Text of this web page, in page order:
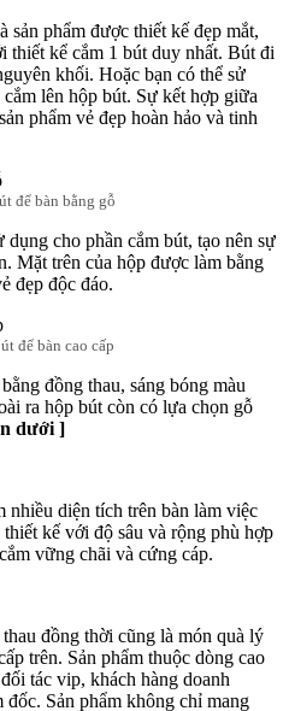
phẩm được thiết kế đẹp mắt,
thiết kể cắm 1 bút duy nhất. Bút đi
khối. Hoặc bạn có thể sử
lên hộp bút. Sự kết hợp giữa
phẩm vẻ đẹp hoàn hảo và tinh
để bàn bằng gỗ
cho phần cắm bút, tạo nên sự
Mặt trên của hộp được làm bằng
đẹp độc đáo.
để bàn cao cấp
đồng thau, sáng bóng màu
ra hộp bút còn có lựa chọn gỗ
dưới ]
nhiều diện tích trên bàn làm việc
kế với độ sâu và rộng phù hợp
vững chãi và cứng cáp.
đồng thời cũng là món quà lý
trên. Sản phẩm thuộc dòng cao
tác vip, khách hàng doanh
Sản phẩm không chỉ mang